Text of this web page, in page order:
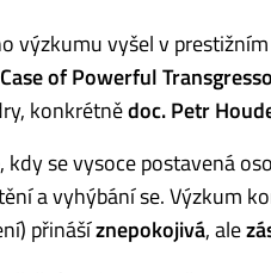
výzkumu vyšel v
of Powerful
konkrétnědoc. Petr
kdy se vysoce postavená
a vyhýbání se. Výzkum
přinášíznepokojivá, ale